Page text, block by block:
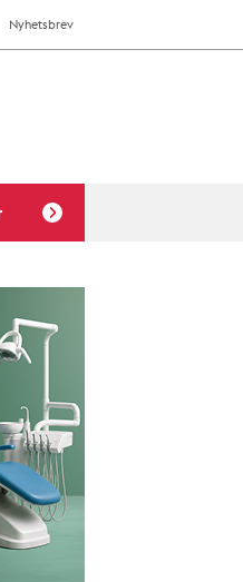
Nyhetsbrev